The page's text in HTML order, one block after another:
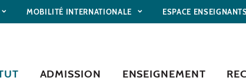
MOBILITÉ INTERNATIONALE ESPACE ENSEIGNANTS
ADMISSION ENSEIGNEMENT